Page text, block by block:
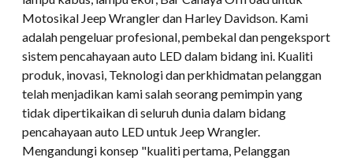
Motosikal Jeep Wrangler dan Harley Davidson. Kami
adalah pengeluar profesional, pembekal dan pengeksport
sistem pencahayaan auto LED dalam bidang ini. Kualiti
produk, inovasi, Teknologi dan perkhidmatan pelanggan
telah menjadikan kami salah seorang pemimpin yang
tidak dipertikaikan di seluruh dunia dalam bidang
pencahayaan auto LED untuk Jeep Wrangler.
Mengandungi konsep "kualiti pertama, Pelanggan